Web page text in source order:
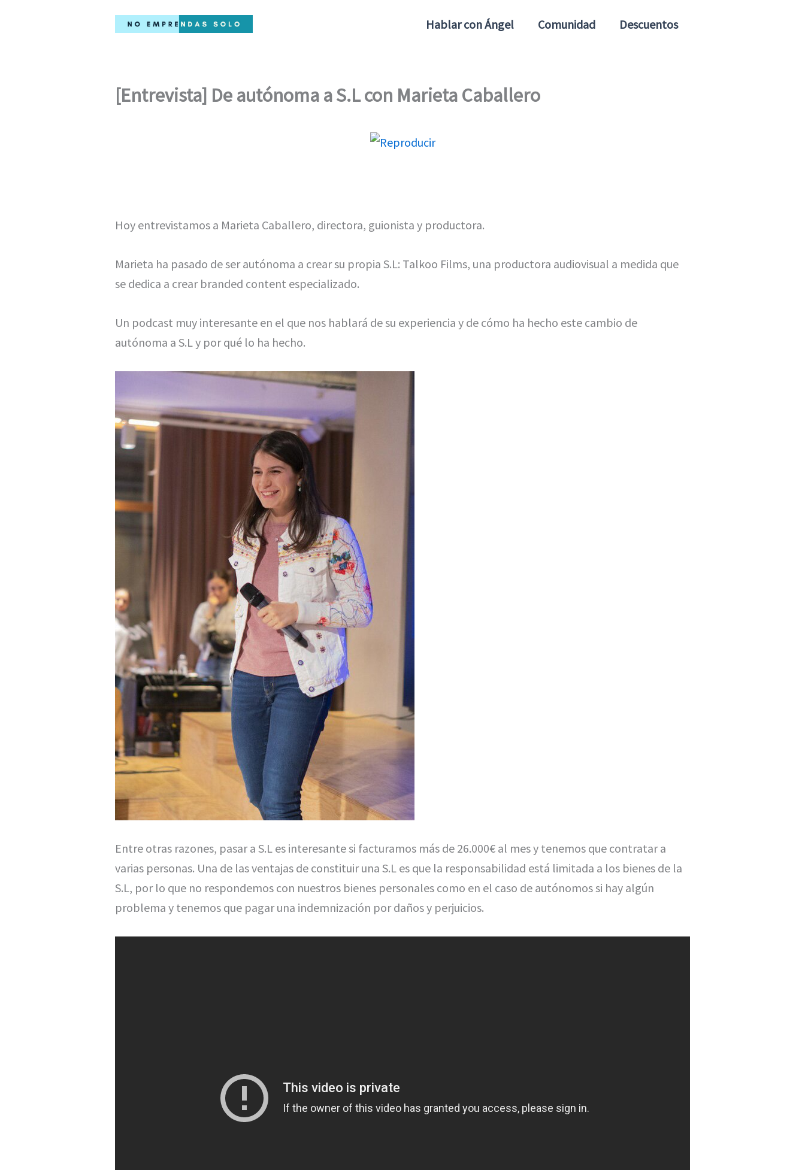
Hablar con Ángel Comunidad Descuentos
[Entrevista] De autónoma a S.L con Marieta Caballero
Hoy entrevistamos a Marieta Caballero, directora, guionista y productora.
Marieta ha pasado de ser autónoma a crear su propia S.L: Talkoo Films, una productora audiovisual a medida que
se dedica a crear branded content especializado.
Un podcast muy interesante en el que nos hablará de su experiencia y de cómo ha hecho este cambio de
autónoma a S.L y por qué lo ha hecho.
Entre otras razones, pasar a S.L es interesante si facturamos más de 26.000€ al mes y tenemos que contratar a
varias personas. Una de las ventajas de constituir una S.L es que la responsabilidad está limitada a los bienes de la
S.L, por lo que no respondemos con nuestros bienes personales como en el caso de autónomos si hay algún
problema y tenemos que pagar una indemnización por daños y perjuicios.